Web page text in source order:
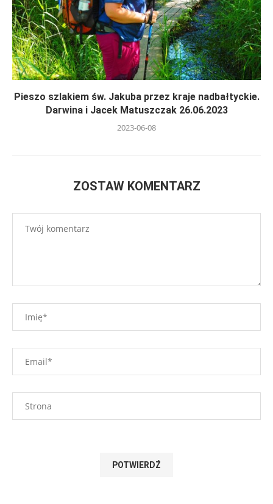
Pieszo szlakiem św. Jakuba przez kraje nadbałtyckie.
Darwina i Jacek Matuszczak 26.06.2023
2023-06-08
ZOSTAW KOMENTARZ